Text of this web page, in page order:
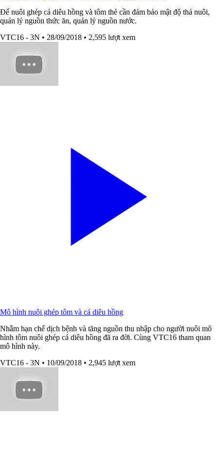
Để nuôi ghép cá diêu hồng và tôm thẻ cần đảm bảo mật độ thả nuôi,
quản lý nguồn thức ăn, quản lý nguồn nước.
VTC16 - 3N • 28/09/2018 • 2,595 lượt xem
Mô hình nuôi ghép tôm và cá diêu hồng
Nhằm hạn chế dịch bệnh và tăng nguồn thu nhập cho người nuôi mô
hình tôm nuôi ghép cá diêu hồng đã ra đời. Cùng VTC16 tham quan
mô hình này.
VTC16 - 3N • 10/09/2018 • 2,945 lượt xem